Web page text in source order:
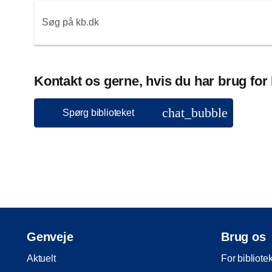
Kontakt os gerne, hvis du har brug
Spørg biblioteket chat_bubble
Genveje
Aktuelt
Brug os
For